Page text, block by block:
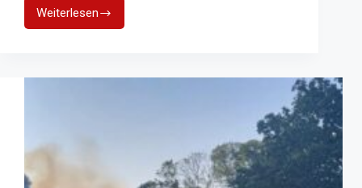
WeiterlesenWohnungsbrand:
Familie
dem